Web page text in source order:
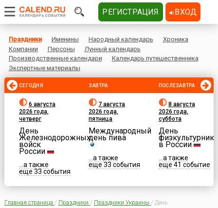
Праздники Именины Народный календарь
Хроника
Компании
Персоны
Лунный календарь
Производственные календари
Календарь путешественника
Экспертные материалы
СЕГОДНЯ
6 августа
2026 года,
четверг
День
Железнодорожных
войск
России
...а также
еще 33 события
ЗАВТРА
7 августа
2026 года,
пятница
Международный
день пива
...а также
еще 33 события
ПОСЛЕЗАВТРА
8 августа
2026 года,
суббота
День
физкультурника
в России
...а также
еще 41 событие
Главная страница / Праздники / Праздники Украины / День
РЕГИСТРАЦИЯ ВХОД